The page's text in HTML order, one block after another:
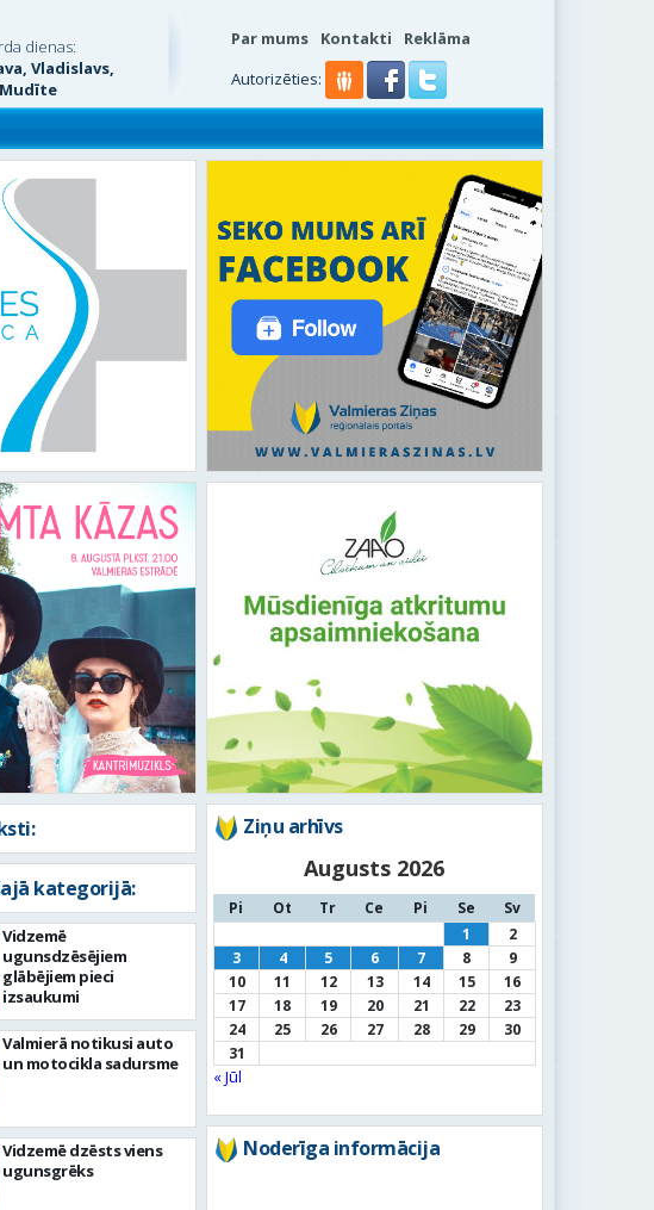
dienas:
Vladislavs,
Mudīte
Par mums Kontakti
Reklāma
Autorizēties:
kategorijā:
Vidzemē
ugunsdzēsējiem
glābējiem pieci
izsaukumi
Valmierā notikusi auto
un motocikla sadursme
Vidzemē dzēsts viens
ugunsgrēks
Ziņu arhīvs
Augusts 2026
Pi Ot Tr Ce Pi Se
Sv
1
2
3
4 5 6 7 8
9
10
11 12 13 14 15
16
17
18 19 20 21 22
23
24
25 26 27 28 29
30
31
« Jūl
Noderīga informācija